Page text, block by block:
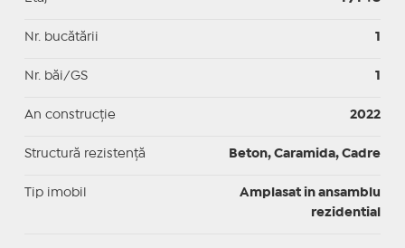
Nr. bucătării 1
Nr. băi/GS 1
An construcție 2022
Structură rezistență Beton, Caramida, Cadre
Tip imobil
Amplasat in ansamblu
rezidential